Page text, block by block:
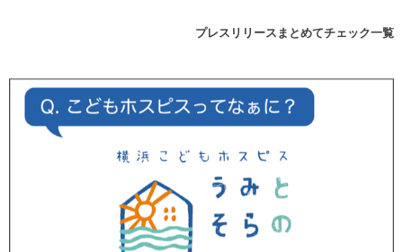
プレスリリースまとめてチェック一覧